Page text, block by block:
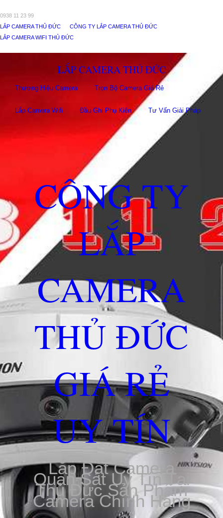
0938 11 23 99
LẮP CAMERA THỦ ĐỨC
CÔNG TY LẮP CAMERA THỦ ĐỨC
LẮP CAMERA WIFI THỦ ĐỨC
LẮP CAMERA THỦ ĐỨC
Thương Hiệu Camera Trọn Bộ Camera Giá Rẻ
Lắp Camera Wifi Đầu Ghi Phụ Kiên Tư Vấn Giải Pháp
CÔNG TY
LẮP
CAMERA
THỦ ĐỨC
GIÁ RẺ
UY TÍN
Lắp Đặt Camera
Quan Sát Uy Tín Tại
Thủ Đức Sản Phẩm
Camera Chính Hãng